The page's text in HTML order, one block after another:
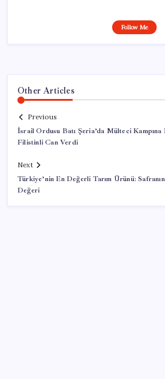
Follow Me
Other Articles
Previous
İsrail Ordusu Batı Şeria’da Mülteci Kampına
Filistinli Can Verdi
Next
Türkiye’nin En Değerli Tarım Ürünü:
Değeri